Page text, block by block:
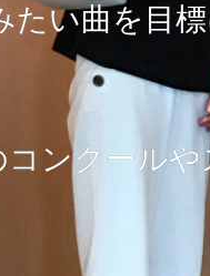
たい曲を目
ンクールや